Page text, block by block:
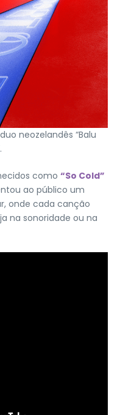
neozelandês “Balu
como “So Cold”
ao público um
onde cada canção
na sonoridade ou na